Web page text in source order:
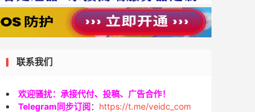
联系我们
欢迎骚扰：承接代付、投稿、广告合作！
Telegram同步订阅： https://t.me/veidc_com